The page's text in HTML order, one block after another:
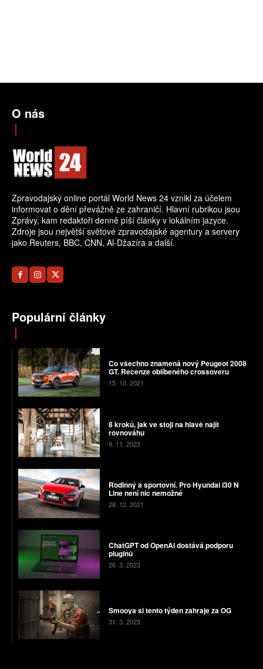
O nás
Zpravodajský online portál World News 24 vznikl za účelem
informovat o dění převážně ze zahraničí. Hlavní rubrikou jsou
Zprávy, kam redaktoři denně píší články v lokálním jazyce.
Zdroje jsou největší světové zpravodajské agentury a servery
jako Reuters, BBC, CNN, Al-Džazíra a další.
Populární články
Co všechno znamená nový Peugeot 2008
GT. Recenze oblíbeného crossoveru
15. 10. 2021
8 kroků, jak ve stoji na hlavě najít
rovnováhu
9. 11. 2023
Rodinný a sportovní. Pro Hyundai i30 N
Line není nic nemožné
28. 12. 2021
ChatGPT od OpenAI dostává podporu
pluginů
26. 3. 2023
Smooya si tento týden zahraje za OG
31. 3. 2023